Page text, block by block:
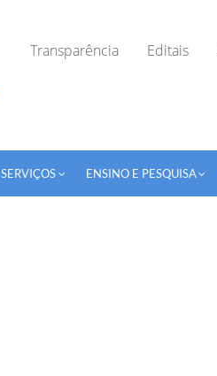
Transparência Editais
SERVIÇOS ENSINO E PESQUISA